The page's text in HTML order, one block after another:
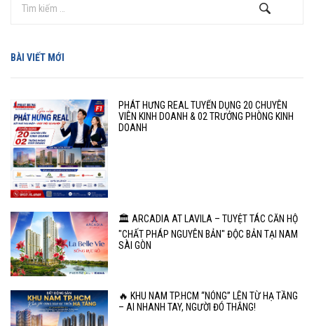
BÀI VIẾT MỚI
PHÁT HƯNG REAL TUYỂN DỤNG 20 CHUYÊN
VIÊN KINH DOANH & 02 TRƯỞNG PHÒNG KINH
DOANH
🏛️ ARCADIA AT LAVILA – TUYỆT TÁC CĂN HỘ
"CHẤT PHÁP NGUYÊN BẢN" ĐỘC BẢN TẠI NAM
SÀI GÒN
🔥 KHU NAM TP.HCM “NÓNG” LÊN TỪ HẠ TẦNG
– AI NHANH TAY, NGƯỜI ĐÓ THẮNG!